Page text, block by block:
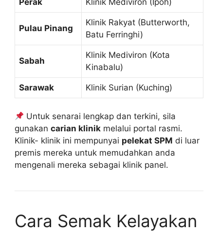
Pulau Pinang
Klinik Rakyat (Butterworth,
Batu Ferringhi)
Sabah
Klinik Mediviron (Kota
Kinabalu)
Sarawak Klinik Surian (Kuching)
Untuk senarai lengkap dan terkini, sila
gunakan carian klinik melalui portal rasmi.
Klinik- klinik ini mempunyai pelekat SPM di luar
premis mereka untuk memudahkan anda
mengenali mereka sebagai klinik panel.
Cara Semak Kelayakan